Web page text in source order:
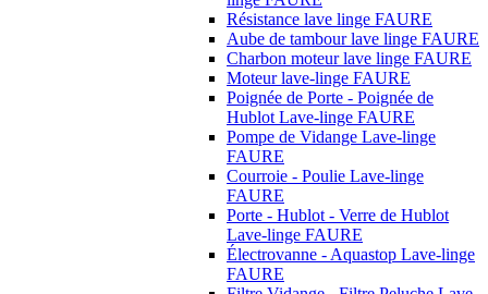
Résistance lave linge FAURE
Aube de tambour lave linge FAURE
Charbon moteur lave linge FAURE
Moteur lave-linge FAURE
Poignée de Porte - Poignée de
Hublot Lave-linge FAURE
Pompe de Vidange Lave-linge
FAURE
Courroie - Poulie Lave-linge
FAURE
Porte - Hublot - Verre de Hublot
Lave-linge FAURE
Électrovanne - Aquastop Lave-linge
FAURE